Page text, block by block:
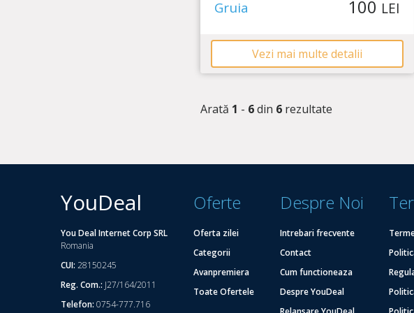
Gruia 100 LEI
Vezi mai multe detalii
Arată 1 - 6din 6 rezultate
YouDeal
You Deal Internet Corp SRL
Romania
CUI: 28150245
Reg. Com.: J27/164/2011
Telefon: 0754-777.716
Oferte
Oferta zilei
Categorii
Avanpremiera
Toate Ofertele
Despre Noi
Intrebari frecvente
Contact
Cum functioneaza
Despre YouDeal